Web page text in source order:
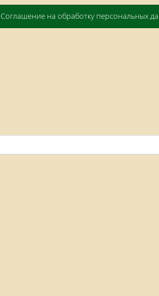
Соглашение на обработку персональных